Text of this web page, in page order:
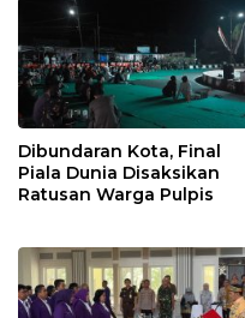
Dibundaran Kota, Final
Piala Dunia Disaksikan
Ratusan Warga Pulpis